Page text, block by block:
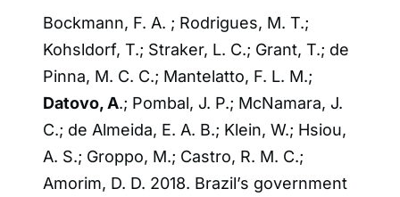
Bockmann, F. A. ; Rodrigues, M. T.;
Kohsldorf, T.; Straker, L. C.; Grant, T.; de
Pinna, M. C. C.; Mantelatto, F. L. M.;
Datovo, A.; Pombal, J. P.; McNamara, J.
C.; de Almeida, E. A. B.; Klein, W.; Hsiou,
A. S.; Groppo, M.; Castro, R. M. C.;
Amorim, D. D. 2018. Brazil’s government